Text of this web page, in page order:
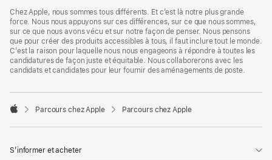
Footer
Chez Apple, nous sommes tous différents. Et c’est là notre plus grande
force. Nous nous appuyons sur ces différences, sur ce que nous sommes,
sur ce que nous avons vécu et sur notre façon de penser. Nous pensons
que pour créer des produits accessibles à tous, il faut inclure tout le monde.
C’est la raison pour laquelle nous nous engageons à répondre à toutes les
candidatures de façon juste et équitable. Nous collaborerons avec les
candidats et candidates pour leur fournir des aménagements de poste.

Parcours chez Apple Parcours chez Apple
S’informer et acheter